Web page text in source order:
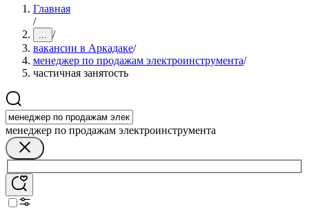
Главная
/
... /
вакансии в Аркадаке/
менеджер по продажам электроинструмента/
частичная занятость
менеджер по продажам электроинструмента